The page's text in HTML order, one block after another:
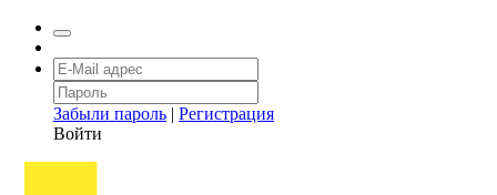
Забыли пароль | Регистрация
Войти